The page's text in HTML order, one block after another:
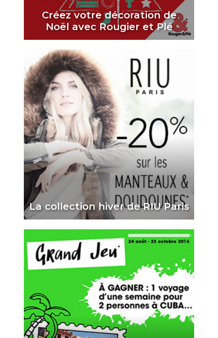
Créez votre décoration de
Noël avec Rougier et Plé
La collection hiver de RIU Paris